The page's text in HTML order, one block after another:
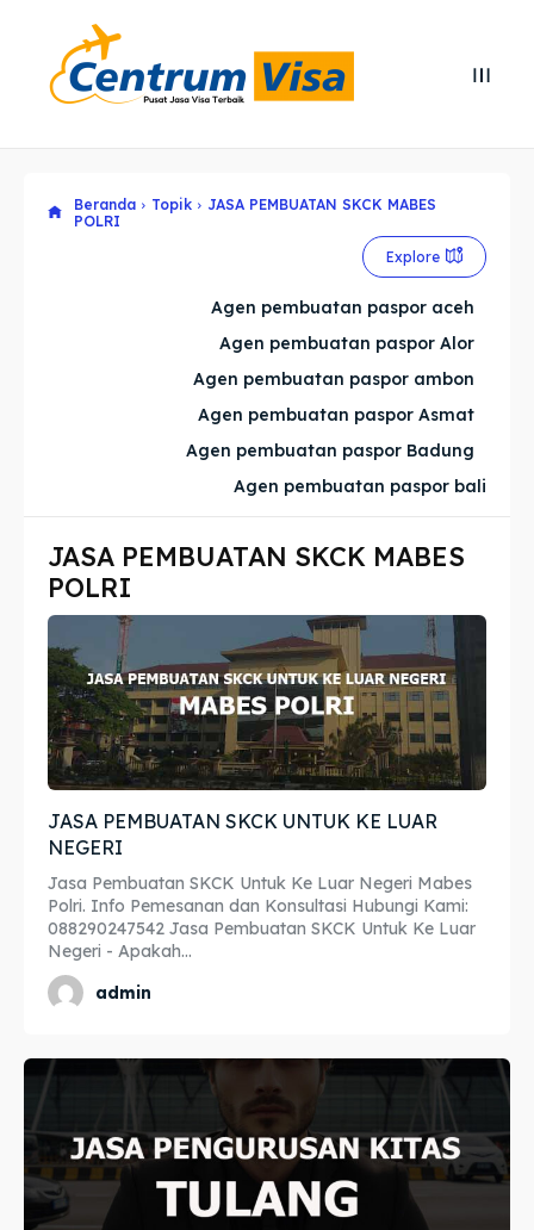
Explore our destinations
Imta
Legalisir
Apostille
Penerjemah
Asuransi
Blog
Cari
Explore our destinations
Imta
Legalisir
Apostille
Penerjemah
Asuransi
Blog
Cari
Beranda Topik
JASA PEMBUATAN SKCK MABES
POLRI
Explore
Agen pembuatan paspor aceh
Agen pembuatan paspor Alor
Agen pembuatan paspor ambon
Agen pembuatan paspor Asmat
Agen pembuatan paspor Badung
Agen pembuatan paspor bali
JASA PEMBUATAN SKCK MABES
POLRI
JASA PEMBUATAN SKCK UNTUK KE LUAR
NEGERI
Jasa Pembuatan SKCK Untuk Ke Luar Negeri Mabes
Polri. Info Pemesanan dan Konsultasi Hubungi Kami:
088290247542 Jasa Pembuatan SKCK Untuk Ke Luar
Negeri - Apakah...
admin